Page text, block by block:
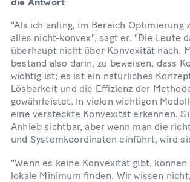
"Als ich anfing, im Bereich Optimierung
alles nicht-konvex", sagt er. "Die Leute
überhaupt nicht über Konvexität nach.
bestand also darin, zu beweisen, dass
wichtig ist; es ist ein natürliches
Lösbarkeit und die Effizienz der
gewährleistet. In vielen wichtigen
eine versteckte Konvexität erkennen.
Anhieb sichtbar, aber wenn man die
und Systemkoordinaten einführt, wird
"Wenn es keine Konvexität gibt, können
lokale Minimum finden. Wir wissen